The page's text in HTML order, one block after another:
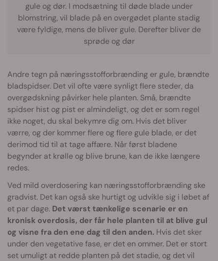
gule og dør. I modsætning til døde blade under
blomstring, vil blade på en overgødet plante stadig
være fyldige, mens de bliver gule. Derefter bliver de
sprøde og dør
Andre tegn på næringsstofforbrænding er gule, brændte
bladspidser. Det vil ofte være synligt flere steder, da
overgødskning påvirker hele planten. Små, brændte
spidser hist og pist er almindeligt, og det er som regel
ikke noget, du skal bekymre dig om. Hvis det bliver
værre, og der kommer flere og flere gule blade, er det
derimod tid til at tage affære. Når først bladene
begynder at krølle og blive brune, kan de ikke længere
redes.
Ved mild overdosering kan næringsstofforbrænding ske
gradvist. Det kan også ske hurtigt og udvikle sig i løbet af
et par dage. Det værst tænkelige scenarie er en
kronisk overdosis, der får hele planten til at blive gul
og visne fra den ene dag til den anden. Hvis det sker
under den vegetative fase, er det en ommer. Det er stort
set umuligt at redde planten på det stadie, og det vil